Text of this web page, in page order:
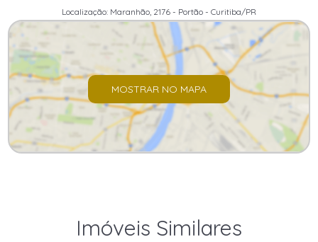
Localização: Maranhão, 2176 - Portão - Curitiba/PR
MOSTRAR NO MAPA
Imóveis Similares